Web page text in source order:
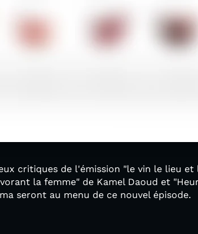
critiques de l'émission "le vin le lieu
la femme" de Kamel Daoud et
seront au menu de ce nouvel épisode.